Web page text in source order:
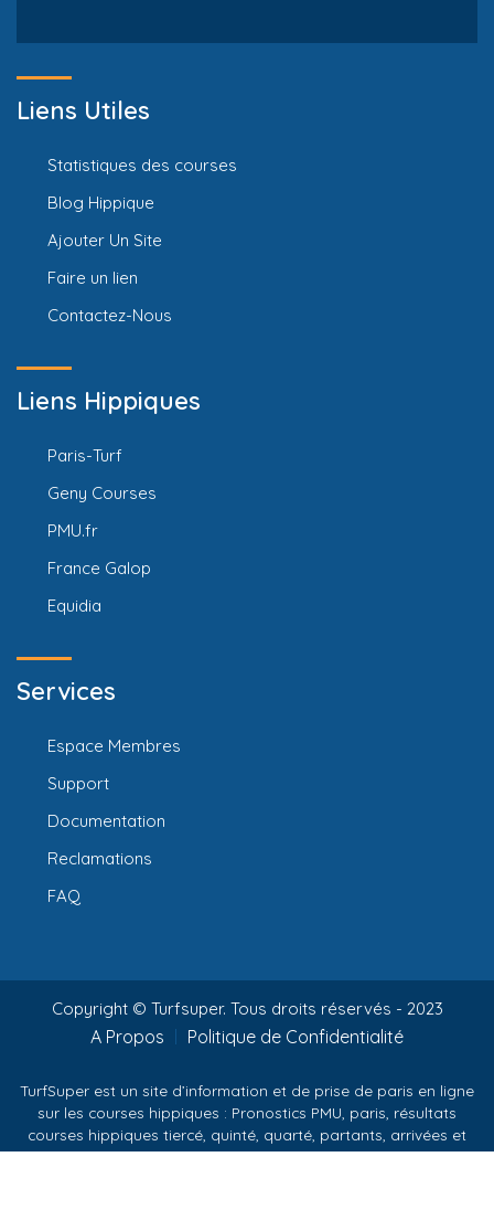
Liens Utiles
Statistiques des courses
Blog Hippique
Ajouter Un Site
Faire un lien
Contactez-Nous
Liens Hippiques
Paris-Turf
Geny Courses
PMU.fr
France Galop
Equidia
Services
Espace Membres
Support
Documentation
Reclamations
FAQ
Copyright © Turfsuper. Tous droits réservés - 2023
A Propos Politique de Confidentialité
TurfSuper est un site d’information et de prise de paris en ligne
sur les courses hippiques : Pronostics PMU, paris, résultats
courses hippiques tiercé, quinté, quarté, partants, arrivées et
rapports.